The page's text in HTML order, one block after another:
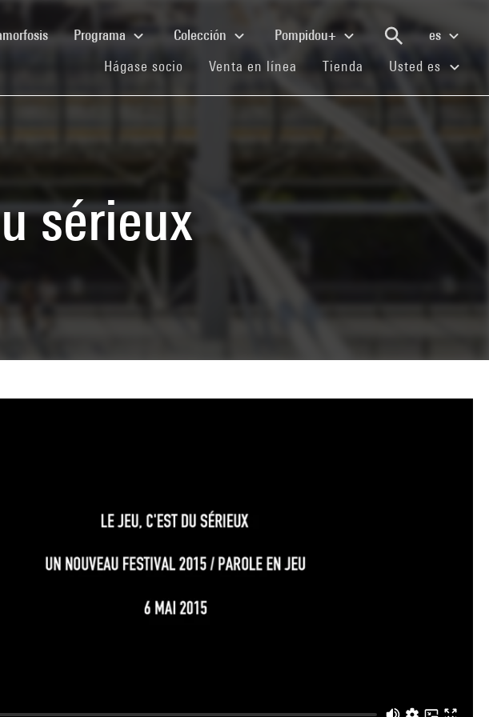
(current)Programa Colección Pompidou+
es
Hágase socio (current)
Venta en línea (current)
Tienda (current)
Usted es
sérieux